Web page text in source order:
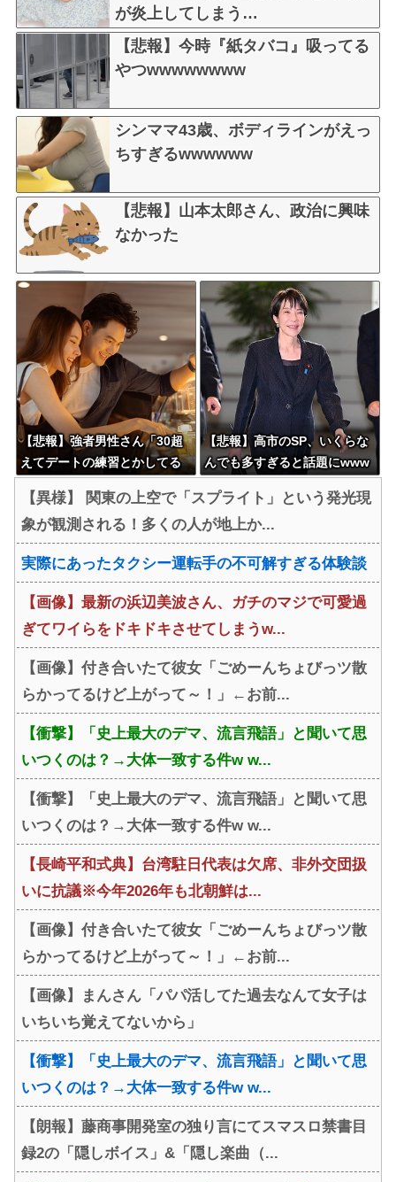
が炎上してしまう…
【悲報】今時『紙タバコ』吸ってる
やつwwwwwwww
シンママ43歳、ボディラインがえっ
ちすぎるwwwwww
【悲報】山本太郎さん、政治に興味
なかった
【悲報】強者男性さん「30超
えてデートの練習とかしてる
子供がいるぞ」
【悲報】高市のSP、いくらな
んでも多すぎると話題にwww
【異様】 関東の上空で「スプライト」という発光現
象が観測される！多くの人が地上か...
実際にあったタクシー運転手の不可解すぎる体験談
【画像】最新の浜辺美波さん、ガチのマジで可愛過
ぎてワイらをドキドキさせてしまうw...
【画像】付き合いたて彼女「ごめーんちょびっツ散
らかってるけど上がって～！」←お前...
【衝撃】「史上最大のデマ、流言飛語」と聞いて思
いつくのは？→大体一致する件w w...
【衝撃】「史上最大のデマ、流言飛語」と聞いて思
いつくのは？→大体一致する件w w...
【長崎平和式典】台湾駐日代表は欠席、非外交団扱
いに抗議※今年2026年も北朝鮮は...
【画像】付き合いたて彼女「ごめーんちょびっツ散
らかってるけど上がって～！」←お前...
【画像】まんさん「パパ活してた過去なんて女子は
いちいち覚えてないから」
【衝撃】「史上最大のデマ、流言飛語」と聞いて思
いつくのは？→大体一致する件w w...
【朗報】藤商事開発室の独り言にてスマスロ禁書目
録2の「隠しボイス」&「隠し楽曲（...